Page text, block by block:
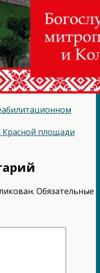
Красной площади
Обязательные